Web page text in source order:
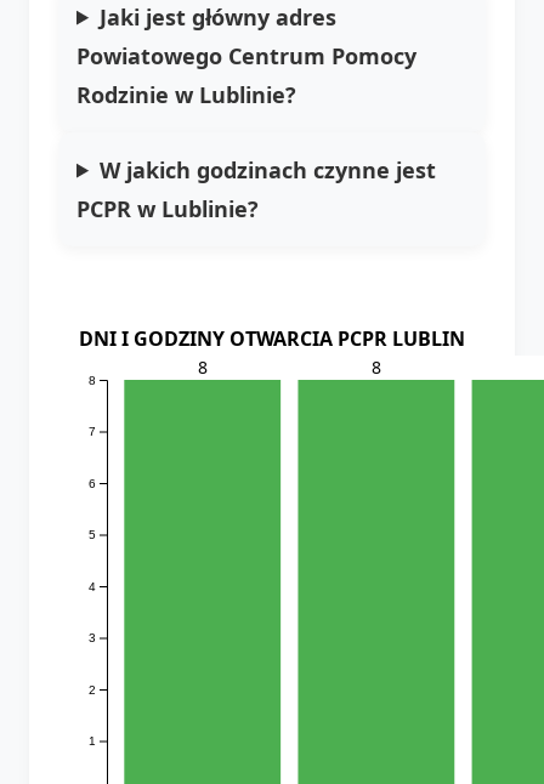
Jaki jest główny adres
Powiatowego Centrum Pomocy
Rodzinie w Lublinie?
W jakich godzinach czynne jest
PCPR w Lublinie?
DNI I GODZINY OTWARCIA PCPR LUBLIN
1
2
3
4
5
6
7
8
8 8